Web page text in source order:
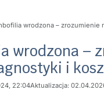
wrodzona – zrozumienie
wrodzona –
i
22:04Aktualizacja: